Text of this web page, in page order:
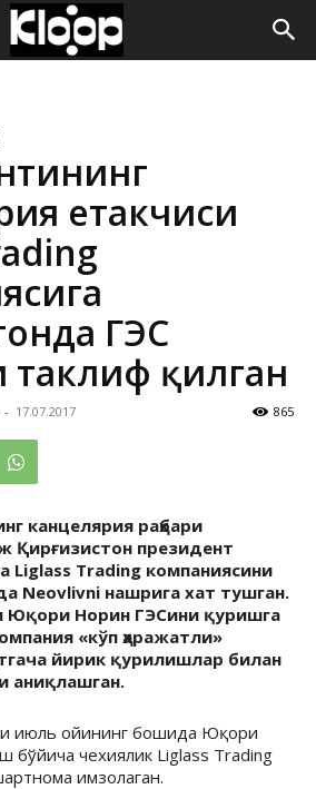
етакчиси
ГЭС
қилган
- 17.07.2017 865
канцелярия раҳбари
Қирғизистон президент
Liglass Trading компаниясини
Neovlivni нашрига хат тушган.
Юқори Норин ГЭСини қуришга
«кўп ҳаражатли»
йирик қурилишлар билан
аниқлашган.
июль ойининг бошида Юқори
бўйича чехиялик Liglass Trading
имзолаган.